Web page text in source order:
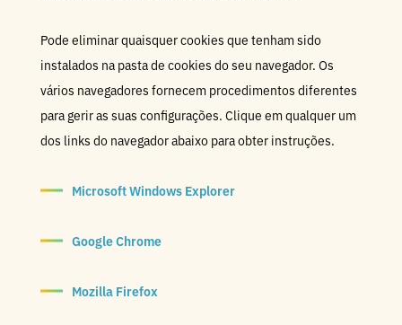
Pode eliminar quaisquer cookies que tenham sido
instalados na pasta de cookies do seu navegador. Os
vários navegadores fornecem procedimentos diferentes
para gerir as suas configurações. Clique em qualquer um
dos links do navegador abaixo para obter instruções.
Microsoft Windows Explorer
Google Chrome
Mozilla Firefox